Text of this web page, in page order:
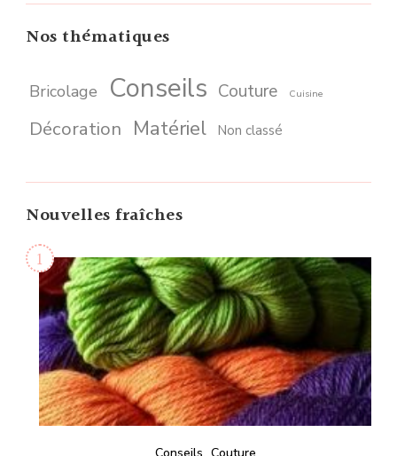
Nos thématiques
Bricolage Conseils Couture Cuisine
Décoration Matériel Non classé
Nouvelles fraîches